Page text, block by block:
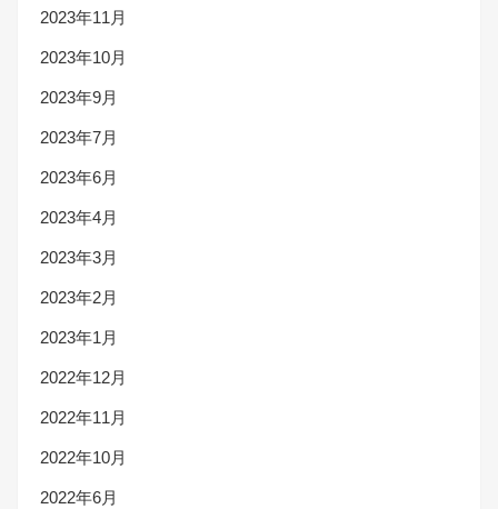
2023年11月
2023年10月
2023年9月
2023年7月
2023年6月
2023年4月
2023年3月
2023年2月
2023年1月
2022年12月
2022年11月
2022年10月
2022年6月